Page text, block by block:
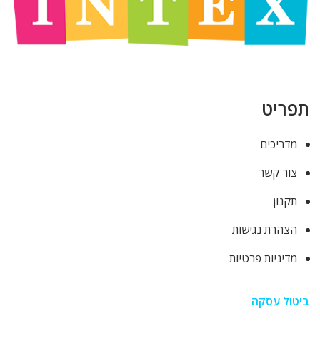
תפריט
מדריכים
צור קשר
תקנון
הצהרת נגישות
מדיניות פרטיות
ביטול עסקה